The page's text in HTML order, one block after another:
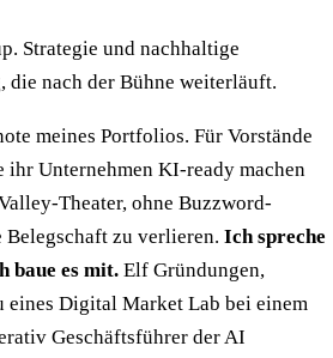
Strategie und nachhaltige
die nach der Bühne weiterläuft.
meines Portfolios. Für Vorstände
ihr Unternehmen KI-ready machen
Theater, ohne Buzzword-
Belegschaft zu verlieren. Ich spreche
baue es mit. Elf Gründungen,
eines Digital Market Lab bei einem
Geschäftsführer der AI